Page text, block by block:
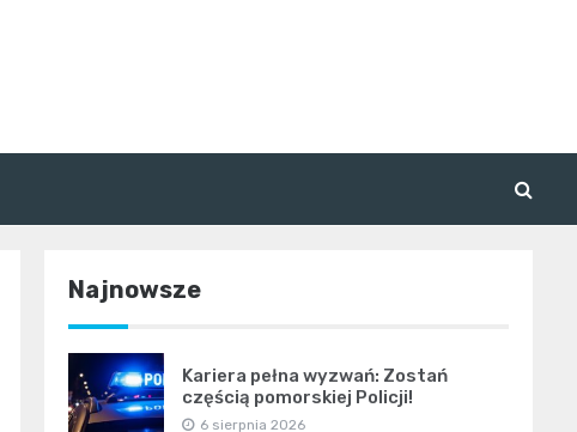
Najnowsze
Kariera pełna wyzwań: Zostań
częścią pomorskiej Policji!
6 sierpnia 2026